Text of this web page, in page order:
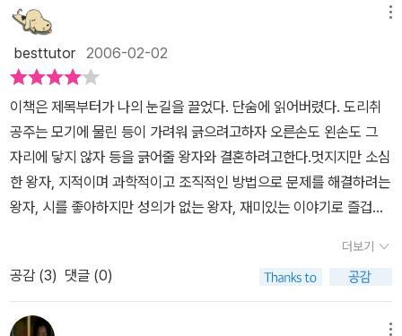
등이 가려운 것은 짝을 제대로 찾아주기 위해서 신이 준 선물이라는
생각이 들었다. 등을 긁어주지 않는 사람들은 모두 소심하거나 이상
한 사람들이라는 조건이 있으며, 설사 긁어주더라도 그 동안의 사람
을 만나게 되어 그 사람의 마음을 쉽게 알 수 있었다. 그러한 이유로
공주는 아주 제대로 된 사람을 만나게 된다. 바로 자신의 가려운 곳을
서로 긁어줄 수 있는 한마디로 서로 지탱해주는 사람 말이다.
besttutor2006-02-02
이책은 제목부터가 나의 눈길을 끌었다. 단숨에 읽어버렸다. 도리취
공주는 모기에 물린 등이 가려워 긁으려고하자 오른손도 왼손도 그
자리에 닿지 않자 등을 긁어줄 왕자와 결혼하려고한다.멋지지만 소심
한 왕자, 지적이며 과학적이고 조직적인 방법으로 문제를 해결하려는
왕자, 시를 좋아하지만 성의가 없는 왕자, 재미있는 이야기로 즐겁게
해도 지루하지 않지만 믿을수 없는 왕자, 너무나 멋지고 등을 잘 긁어
주지만 바보스럽고 책읽기를 싫어하는 왕자, 책읽기를 좋아하고 정성
을 다해 등을 긁어주는 왕자등을 만난다. 도리취 공주가 결혼하는 왕
자는 책읽기를 좋아하고 정성을 다해 등을 긁어주는 왕자이다. 도리
더보기
공감 (3) 댓글 (0)